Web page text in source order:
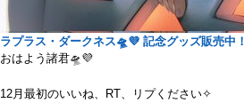
ラプラス・ダークネス🛸💜 記念グッズ販売中！
おはよう諸君🛸💜
12月最初のいいね、RT、リプください✧︎